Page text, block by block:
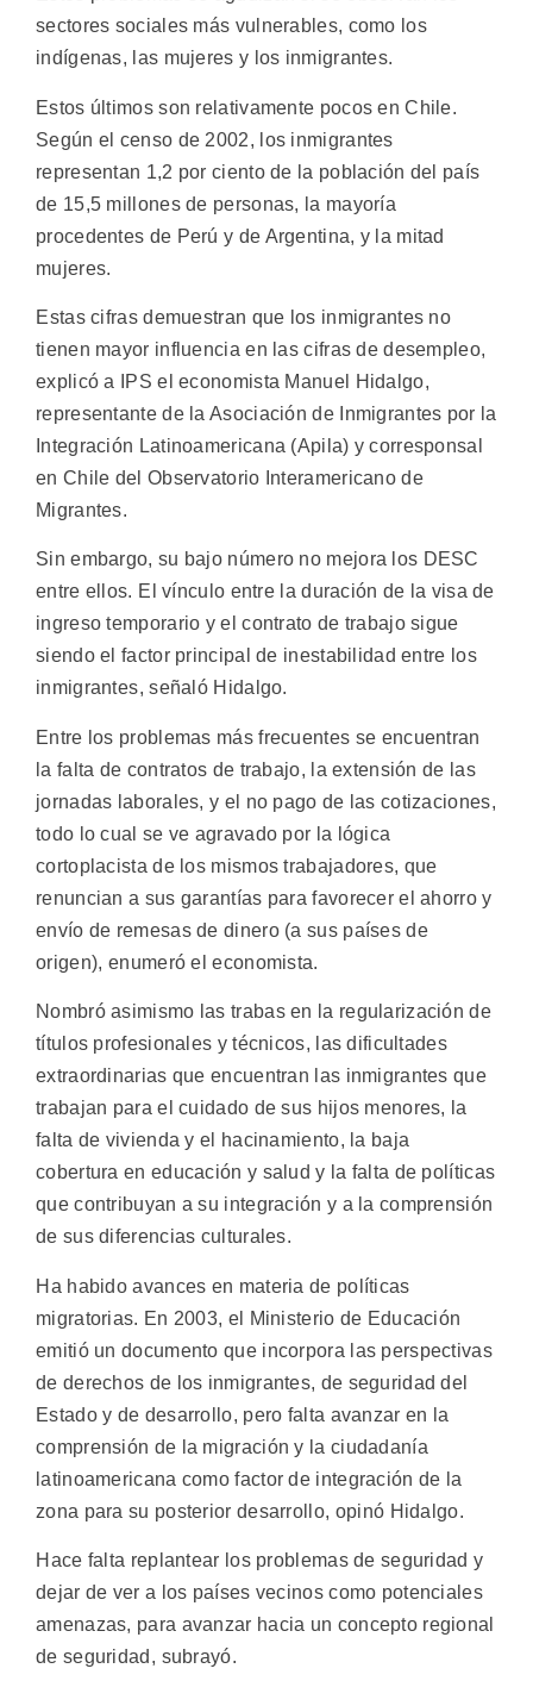
sectores sociales más vulnerables, como los
indígenas, las mujeres y los inmigrantes.
Estos últimos son relativamente pocos en Chile.
Según el censo de 2002, los inmigrantes
representan 1,2 por ciento de la población del país
de 15,5 millones de personas, la mayoría
procedentes de Perú y de Argentina, y la mitad
mujeres.
Estas cifras demuestran que los inmigrantes no
tienen mayor influencia en las cifras de desempleo,
explicó a IPS el economista Manuel Hidalgo,
representante de la Asociación de Inmigrantes por la
Integración Latinoamericana (Apila) y corresponsal
en Chile del Observatorio Interamericano de
Migrantes.
Sin embargo, su bajo número no mejora los DESC
entre ellos. El vínculo entre la duración de la visa de
ingreso temporario y el contrato de trabajo sigue
siendo el factor principal de inestabilidad entre los
inmigrantes, señaló Hidalgo.
Entre los problemas más frecuentes se encuentran
la falta de contratos de trabajo, la extensión de las
jornadas laborales, y el no pago de las cotizaciones,
todo lo cual se ve agravado por la lógica
cortoplacista de los mismos trabajadores, que
renuncian a sus garantías para favorecer el ahorro y
envío de remesas de dinero (a sus países de
origen), enumeró el economista.
Nombró asimismo las trabas en la regularización de
títulos profesionales y técnicos, las dificultades
extraordinarias que encuentran las inmigrantes que
trabajan para el cuidado de sus hijos menores, la
falta de vivienda y el hacinamiento, la baja
cobertura en educación y salud y la falta de políticas
que contribuyan a su integración y a la comprensión
de sus diferencias culturales.
Ha habido avances en materia de políticas
migratorias. En 2003, el Ministerio de Educación
emitió un documento que incorpora las perspectivas
de derechos de los inmigrantes, de seguridad del
Estado y de desarrollo, pero falta avanzar en la
comprensión de la migración y la ciudadanía
latinoamericana como factor de integración de la
zona para su posterior desarrollo, opinó Hidalgo.
Hace falta replantear los problemas de seguridad y
dejar de ver a los países vecinos como potenciales
amenazas, para avanzar hacia un concepto regional
de seguridad, subrayó.